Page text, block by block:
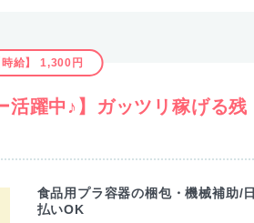
時給】 1,300円
活躍中♪】ガッツリ稼げる残
食品用プラ容器の梱包・機械補助/日
払いOK